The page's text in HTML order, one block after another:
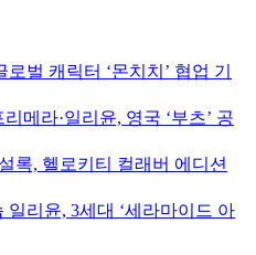
로벌 캐릭터 ‘몬치치’ 협업 기
리메라·일리윤, 영국 ‘부츠’ 공
록, 헬로키티 컬래버 에디션
일리윤, 3세대 ‘세라마이드 아